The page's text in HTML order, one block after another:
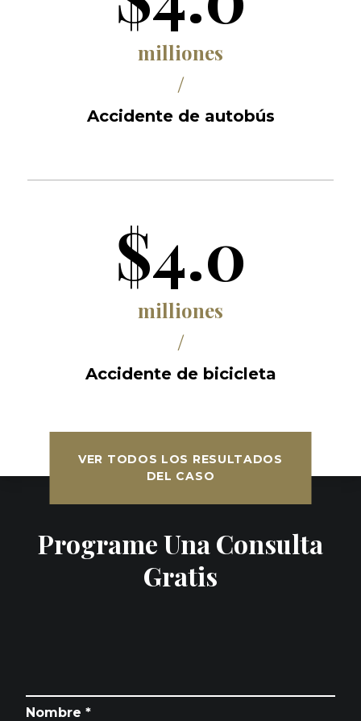
milliones
/
Accidente de autobús
$4.0
milliones
/
Accidente de bicicleta
VER TODOS LOS RESULTADOS
DEL CASO
Programe Una Consulta
Gratis
Nombre *